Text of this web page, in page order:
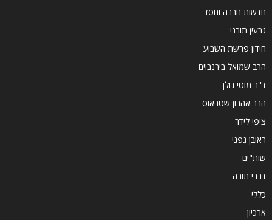
חדשות חברה וחסד
גרעין תורני
חידון פרשת השבוע
הרב שמואל בירנבוים
ד''ר מוטי גולן
הרב אהרון שטראוס
ציפי לידר
ראובן גפני
שות"ים
דברי תורה
כללי
ארכיון